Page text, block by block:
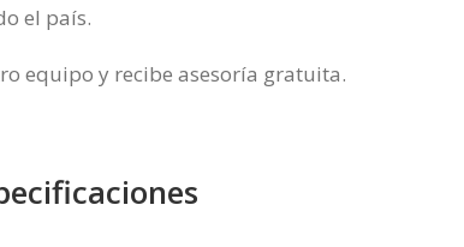
el país.
equipo y recibe asesoría gratuita.